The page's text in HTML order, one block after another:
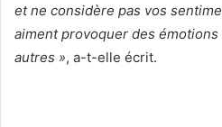
et ne considère pas vos
aiment provoquer des
autres », a-t-elle écrit.